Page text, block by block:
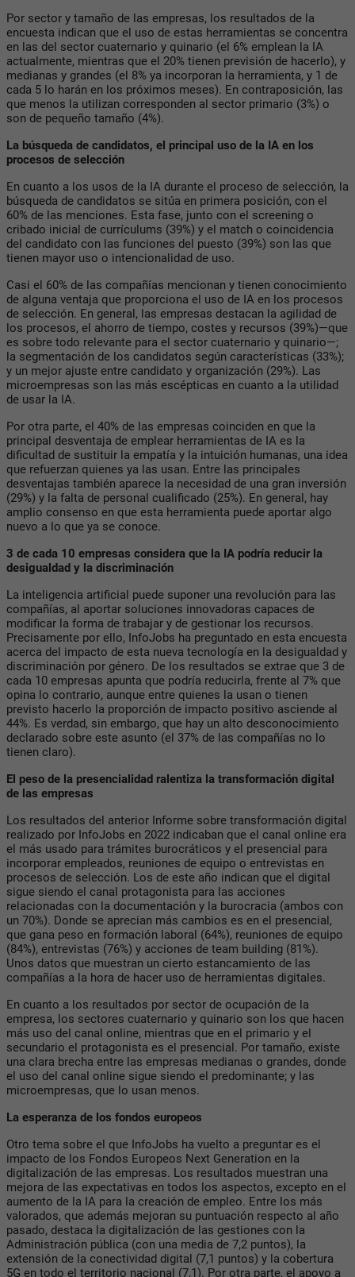
Por sector y tamaño de las empresas, los resultados de la
encuesta indican que el uso de estas herramientas se concentra
en las del sector cuaternario y quinario (el 6% emplean la IA
actualmente, mientras que el 20% tienen previsión de hacerlo), y
medianas y grandes (el 8% ya incorporan la herramienta, y 1 de
cada 5 lo harán en los próximos meses). En contraposición, las
que menos la utilizan corresponden al sector primario (3%) o
son de pequeño tamaño (4%).
La búsqueda de candidatos, el principal uso de la IA en los
procesos de selección
En cuanto a los usos de la IA durante el proceso de selección, la
búsqueda de candidatos se sitúa en primera posición, con el
60% de las menciones. Esta fase, junto con el screening o
cribado inicial de currículums (39%) y el match o coincidencia
del candidato con las funciones del puesto (39%) son las que
tienen mayor uso o intencionalidad de uso.
Casi el 60% de las compañías mencionan y tienen conocimiento
de alguna ventaja que proporciona el uso de IA en los procesos
de selección. En general, las empresas destacan la agilidad de
los procesos, el ahorro de tiempo, costes y recursos (39%)—que
es sobre todo relevante para el sector cuaternario y quinario—;
la segmentación de los candidatos según características (33%);
y un mejor ajuste entre candidato y organización (29%). Las
microempresas son las más escépticas en cuanto a la utilidad
de usar la IA.
Por otra parte, el 40% de las empresas coinciden en que la
principal desventaja de emplear herramientas de IA es la
dificultad de sustituir la empatía y la intuición humanas, una idea
que refuerzan quienes ya las usan. Entre las principales
desventajas también aparece la necesidad de una gran inversión
(29%) y la falta de personal cualificado (25%). En general, hay
amplio consenso en que esta herramienta puede aportar algo
nuevo a lo que ya se conoce.
3 de cada 10 empresas considera que la IA podría reducir la
desigualdad y la discriminación
La inteligencia artificial puede suponer una revolución para las
compañías, al aportar soluciones innovadoras capaces de
modificar la forma de trabajar y de gestionar los recursos.
Precisamente por ello, InfoJobs ha preguntado en esta encuesta
acerca del impacto de esta nueva tecnología en la desigualdad y
discriminación por género. De los resultados se extrae que 3 de
cada 10 empresas apunta que podría reducirla, frente al 7% que
opina lo contrario, aunque entre quienes la usan o tienen
previsto hacerlo la proporción de impacto positivo asciende al
44%. Es verdad, sin embargo, que hay un alto desconocimiento
declarado sobre este asunto (el 37% de las compañías no lo
tienen claro).
El peso de la presencialidad ralentiza la transformación digital
de las empresas
Los resultados del anterior Informe sobre transformación digital
realizado por InfoJobs en 2022 indicaban que el canal online era
el más usado para trámites burocráticos y el presencial para
incorporar empleados, reuniones de equipo o entrevistas en
procesos de selección. Los de este año indican que el digital
sigue siendo el canal protagonista para las acciones
relacionadas con la documentación y la burocracia (ambos con
un 70%). Donde se aprecian más cambios es en el presencial,
que gana peso en formación laboral (64%), reuniones de equipo
(84%), entrevistas (76%) y acciones de team building (81%).
Unos datos que muestran un cierto estancamiento de las
compañías a la hora de hacer uso de herramientas digitales.
En cuanto a los resultados por sector de ocupación de la
empresa, los sectores cuaternario y quinario son los que hacen
más uso del canal online, mientras que en el primario y el
secundario el protagonista es el presencial. Por tamaño, existe
una clara brecha entre las empresas medianas o grandes, donde
el uso del canal online sigue siendo el predominante; y las
microempresas, que lo usan menos.
La esperanza de los fondos europeos
Otro tema sobre el que InfoJobs ha vuelto a preguntar es el
impacto de los Fondos Europeos Next Generation en la
digitalización de las empresas. Los resultados muestran una
mejora de las expectativas en todos los aspectos, excepto en el
aumento de la IA para la creación de empleo. Entre los más
valorados, que además mejoran su puntuación respecto al año
pasado, destaca la digitalización de las gestiones con la
Administración pública (con una media de 7,2 puntos), la
extensión de la conectividad digital (7,1 puntos) y la cobertura
5G en todo el territorio nacional (7,1). Por otra parte, el apoyo a